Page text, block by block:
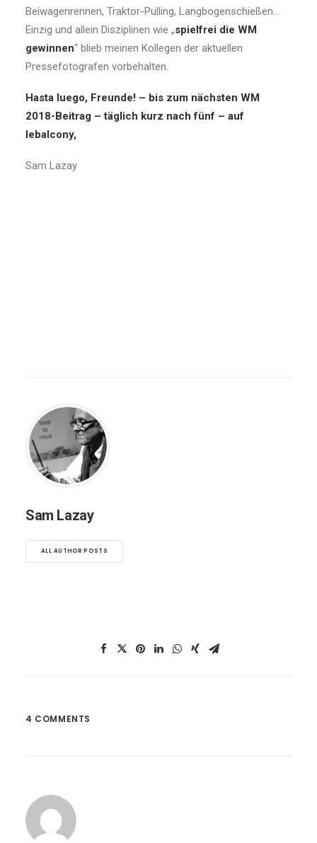
Beiwagenrennen, Traktor-Pulling, Langbogenschießen…
Einzig und allein Disziplinen wie „spielfrei die WM
gewinnen“ blieb meinen Kollegen der aktuellen
Pressefotografen vorbehalten.
Hasta luego, Freunde! – bis zum nächsten WM
2018-Beitrag – täglich kurz nach fünf – auf
lebalcony,
Sam Lazay
Sam Lazay
ALL AUTHOR POSTS
4 COMMENTS